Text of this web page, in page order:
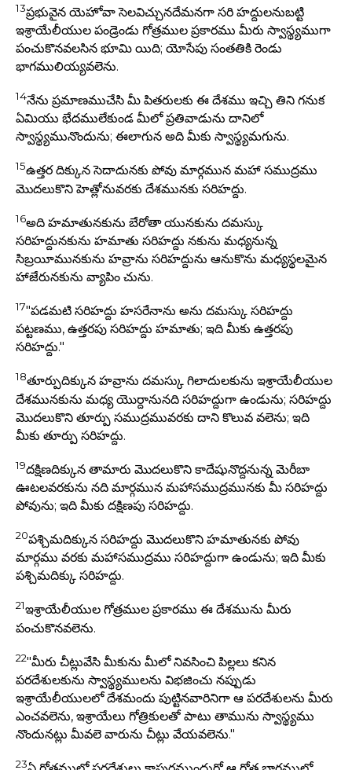
13ప్రభువైన యెహోవా సెలవిచ్చునదేమనగా సరి హద్దులనుబట్టి
ఇశ్రాయేలీయుల పండ్రెండు గోత్రముల ప్రకారము మీరు స్వాస్థ్యముగా
పంచుకొనవలసిన భూమి యిది; యోసేపు సంతతికి రెండు
భాగములియ్యవలెను.
14నేను ప్రమాణముచేసి మీ పితరులకు ఈ దేశము ఇచ్చి తిని గనుక
ఏమియు భేదములేకుండ మీలో ప్రతివాడును దానిలో
స్వాస్థ్యమునొందును; ఈలాగున అది మీకు స్వాస్థ్యమగును.
15ఉత్తర దిక్కున సెదాదునకు పోవు మార్గమున మహా సముద్రము
మొదలుకొని హెత్లోనువరకు దేశమునకు సరిహద్దు.
16అది హమాతునకును బేరోతా యునకును దమస్కు
సరిహద్దునకును హమాతు సరిహద్దు నకును మధ్యనున్న
సిబ్రయీమునకును హవ్రాను సరిహద్దును ఆనుకొను మధ్యస్థలమైన
హాజేరునకును వ్యాపిం చును.
17"పడమటి సరిహద్దు హసరేనాను అను దమస్కు సరిహద్దు
పట్టణము, ఉత్తరపు సరిహద్దు హమాతు; ఇది మీకు ఉత్తరపు
సరిహద్దు."
18తూర్పుదిక్కున హవ్రాను దమస్కు గిలాదులకును ఇశ్రాయేలీయుల
దేశమునకును మధ్య యొర్దానునది సరిహద్దుగా ఉండును; సరిహద్దు
మొదలుకొని తూర్పు సముద్రమువరకు దాని కొలువ వలెను; ఇది
మీకు తూర్పు సరిహద్దు.
19దక్షిణదిక్కున తామారు మొదలుకొని కాదేషునొద్దనున్న మెరీబా
ఊటలవరకును నది మార్గమున మహాసముద్రమునకు మీ సరిహద్దు
పోవును; ఇది మీకు దక్షిణపు సరిహద్దు.
20పశ్చిమదిక్కున సరిహద్దు మొదలుకొని హమాతునకు పోవు
మార్గము వరకు మహాసముద్రము సరిహద్దుగా ఉండును; ఇది మీకు
పశ్చిమదిక్కు సరిహద్దు.
21ఇశ్రాయేలీయుల గోత్రముల ప్రకారము ఈ దేశమును మీరు
పంచుకొనవలెను.
22"మీరు చీట్లువేసి మీకును మీలో నివసించి పిల్లలు కనిన
పరదేశులకును స్వాస్థ్యములను విభజించు నప్పుడు
ఇశ్రాయేలీయులలో దేశమందు పుట్టినవారినిగా ఆ పరదేశులను మీరు
ఎంచవలెను, ఇశ్రాయేలు గోత్రికులతో పాటు తామును స్వాస్థ్యము
నొందునట్లు మీవలె వారును చీట్లు వేయవలెను."
23